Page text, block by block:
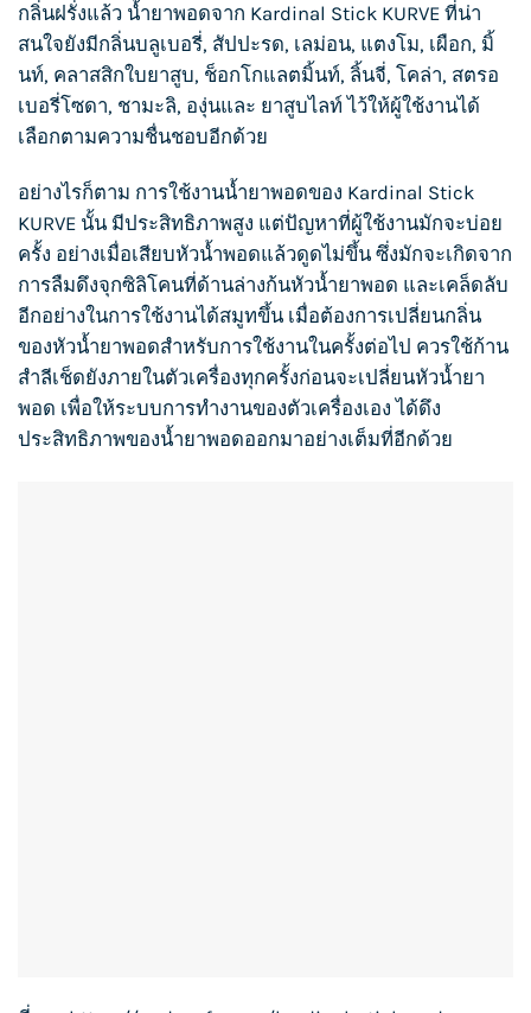
กลิ่นฝรั่งแล้ว น้ำยาพอดจาก Kardinal Stick KURVE ที่น่า
สนใจยังมีกลิ่นบลูเบอรี่, สัปปะรด, เลม่อน, แตงโม, เผือก, มิ้
นท์, คลาสสิกใบยาสูบ, ช็อกโกแลตมิ้นท์, ลิ้นจี่, โคล่า, สตรอ
เบอรี่โซดา, ชามะลิ, องุ่นและ ยาสูบไลท์ ไว้ให้ผู้ใช้งานได้
เลือกตามความชื่นชอบอีกด้วย
อย่างไรก็ตาม การใช้งานน้ำยาพอดของ Kardinal Stick
KURVE นั้น มีประสิทธิภาพสูง แต่ปัญหาที่ผู้ใช้งานมักจะบ่อย
ครั้ง อย่างเมื่อเสียบหัวน้ำพอดแล้วดูดไม่ขึ้น ซึ่งมักจะเกิดจาก
การลืมดึงจุกซิลิโคนที่ด้านล่างก้นหัวน้ำยาพอด และเคล็ดลับ
อีกอย่างในการใช้งานได้สมูทขึ้น เมื่อต้องการเปลี่ยนกลิ่น
ของหัวน้ำยาพอดสำหรับการใช้งานในครั้งต่อไป ควรใช้ก้าน
สำลีเช็ดยังภายในตัวเครื่องทุกครั้งก่อนจะเปลี่ยนหัวน้ำยา
พอด เพื่อให้ระบบการทำงานของตัวเครื่องเอง ได้ดึง
ประสิทธิภาพของน้ำยาพอดออกมาอย่างเต็มที่อีกด้วย